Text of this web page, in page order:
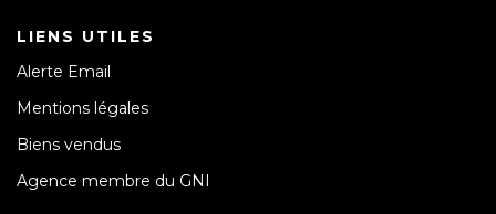
LIENS UTILES
Alerte Email
Mentions légales
Biens vendus
Agence membre du GNI